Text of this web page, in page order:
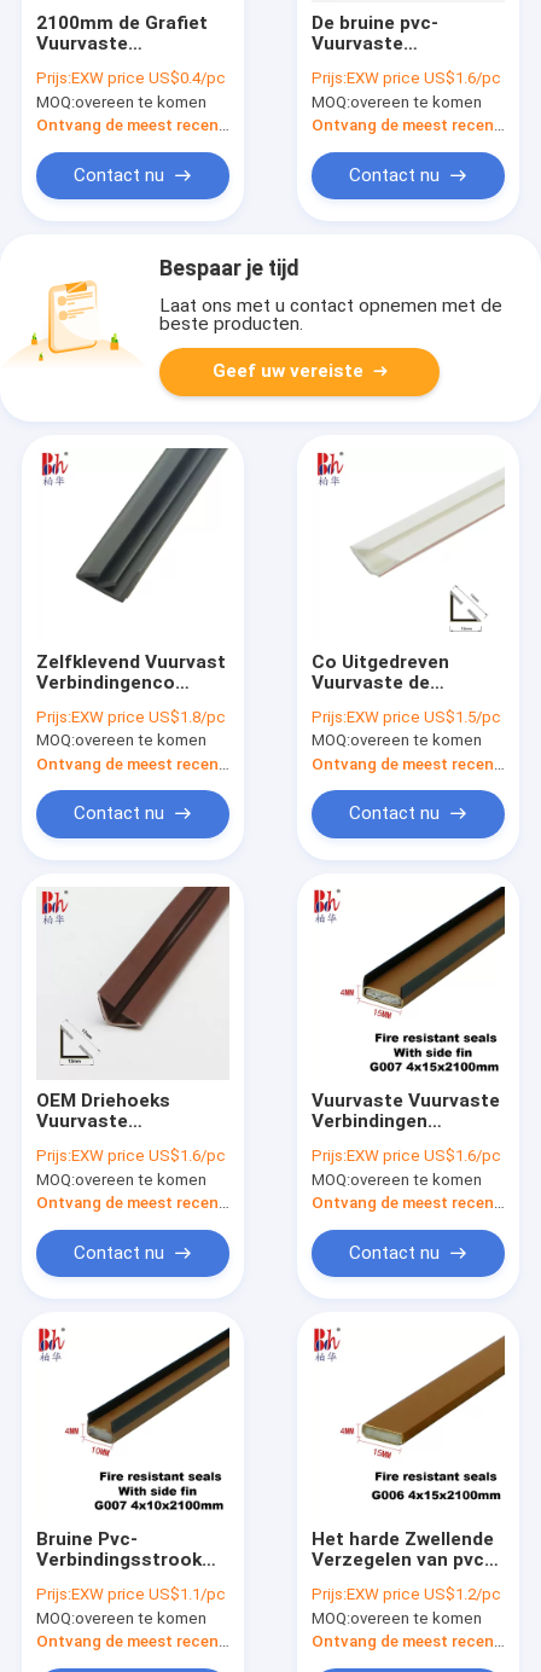
VR-show
Ongeveer ons
Contacteer ons
2100mm de Grafiet
Vuurvaste
Zelfklevende Anti het
Verouderen strook
van het brandbewijs
Prijs:EXW price US$0.4/pc
MOQ:overeen te komen
Ontvang de meest recente Prijs
Contact nu
De bruine pvc-
Vuurvaste
Brandbewijs met
Vullingen 4mm X
15mm van het
Prijs:EXW price US$1.6/pc
MOQ:overeen te komen
Ontvang de meest recente Prijs
Contact nu
Bespaar je tijd
Laat ons met u contact opnemen met de
beste producten.
Geef uw vereiste
Zelfklevend Vuurvast
Verbindingenco
Houten deur
Prijs:EXW price US$1.8/pc
MOQ:overeen te komen
Contact nu
Co Uitgedreven
Vuurvaste de
Geluiddichte
Antirook van
Driehoekspvc
Prijs:EXW price US$1.5/pc
MOQ:overeen te komen
Contact nu
OEM Driehoeks
Vuurvaste
2400mm Lengte met
Antirook
Prijs:EXW price US$1.6/pc
MOQ:overeen te komen
Ontvang de meest recente Prijs
Contact nu
Vuurvaste Vuurvaste
Verbindingen
Shell With Sodium
Silicate Fillings
Prijs:EXW price US$1.6/pc
MOQ:overeen te komen
Ontvang de meest recente Prijs
Contact nu
Bruine Pvc-
Verbindingsstrook
Silicaat van het
Vinnatrium Zwellend
Vullen
Prijs:EXW price US$1.1/pc
MOQ:overeen te komen
Ontvang de meest recente Prijs
Het harde Zwellende
Verzegelen van pvc
Seal Fireproof
Prijs:EXW price US$1.2/pc
MOQ:overeen te komen
Ontvang de meest recente Prijs